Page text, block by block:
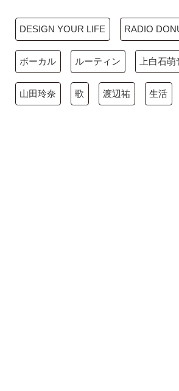
DESIGN YOUR LIFE RADIO
ボーカル ルーティン 上白石萌
山田玲奈 歌 渡辺祐 生活